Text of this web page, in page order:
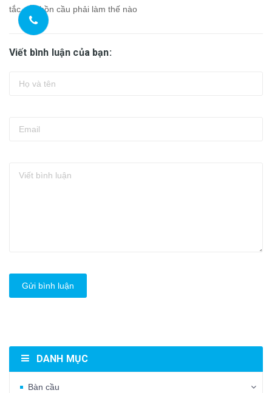
tắc,tắc bồn cầu phải làm thế nào
Viết bình luận của bạn:
Gửi bình luận
DANH MỤC
Bàn cầu